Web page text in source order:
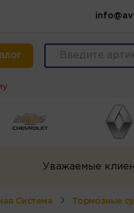
Уважаемые
Система Тормозные